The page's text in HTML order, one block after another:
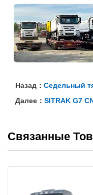
Назад： Cедельный
Далее： SITRAK G7
Связанные